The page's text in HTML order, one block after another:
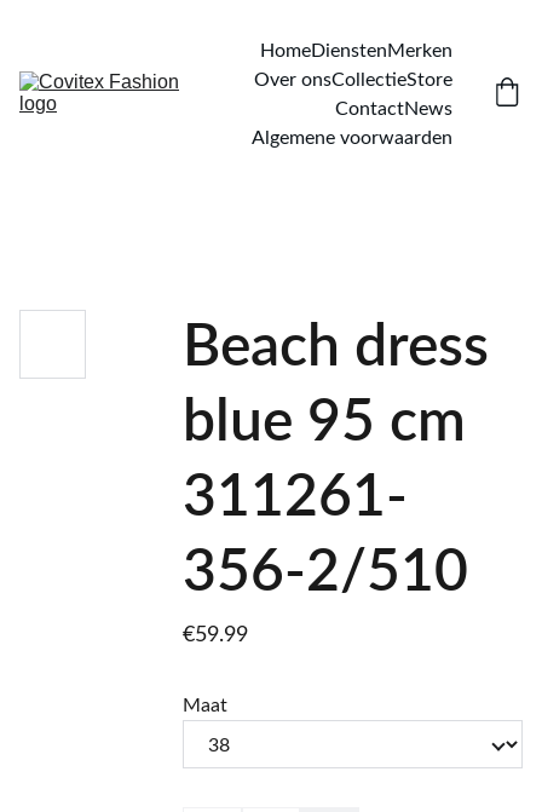
HomeDienstenMerken
Over onsCollectieStore
ContactNews
Algemene voorwaarden
Beach dress
blue 95 cm
311261-
356-2/510
€59.99
Maat